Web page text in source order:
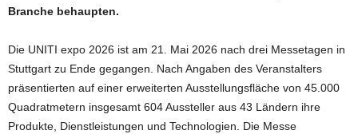
Branche behaupten.
Die UNITI expo 2026 ist am 21. Mai 2026 nach drei Messetagen in
Stuttgart zu Ende gegangen. Nach Angaben des Veranstalters
präsentierten auf einer erweiterten Ausstellungsfläche von 45.000
Quadratmetern insgesamt 604 Aussteller aus 43 Ländern ihre
Produkte, Dienstleistungen und Technologien. Die Messe